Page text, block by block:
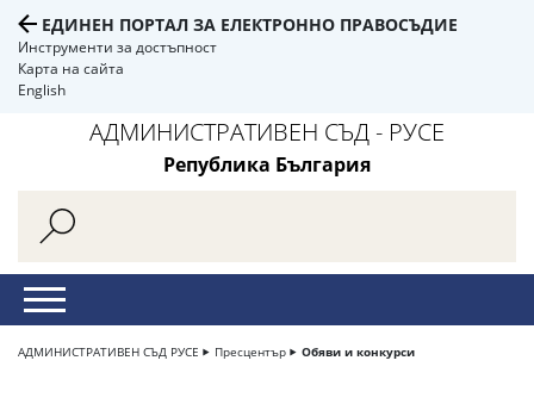
ЕДИНЕН ПОРТАЛ ЗА ЕЛЕКТРОННО ПРАВОСЪДИЕ
Инструменти за достъпност
Карта на сайта
English
АДМИНИСТРАТИВЕН СЪД - РУСЕ
Република България
АДМИНИСТРАТИВЕН СЪД РУСЕ Пресцентър Обяви и конкурси